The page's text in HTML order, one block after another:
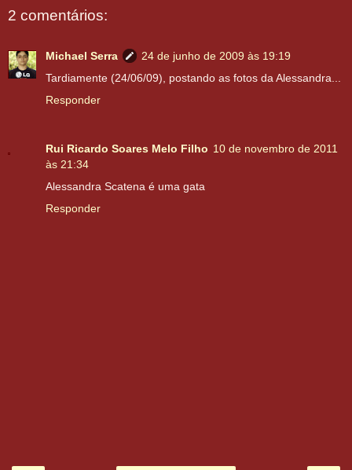
2 comentários:
Michael Serra
24 de junho de 2009 às 19:19
Tardiamente (24/06/09), postando as fotos da Alessandra...
Responder
Rui Ricardo Soares Melo Filho 10 de novembro de 2011
às 21:34
Alessandra Scatena é uma gata
Responder